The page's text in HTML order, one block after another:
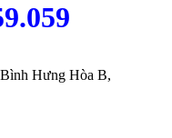
Hưng Hòa B,